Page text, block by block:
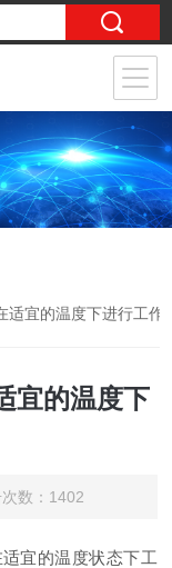
适宜的温度下进行工作
宜的温度下
数：1402
宜的温度状态下工